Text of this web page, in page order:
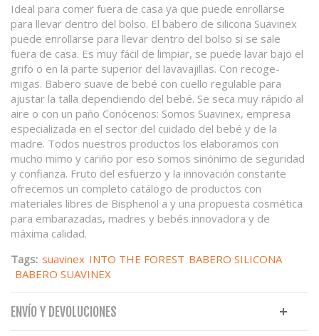
Ideal para comer fuera de casa ya que puede enrollarse
para llevar dentro del bolso. El babero de silicona Suavinex
puede enrollarse para llevar dentro del bolso si se sale
fuera de casa. Es muy fácil de limpiar, se puede lavar bajo el
grifo o en la parte superior del lavavajillas. Con recoge-
migas. Babero suave de bebé con cuello regulable para
ajustar la talla dependiendo del bebé. Se seca muy rápido al
aire o con un paño Conócenos: Somos Suavinex, empresa
especializada en el sector del cuidado del bebé y de la
madre. Todos nuestros productos los elaboramos con
mucho mimo y cariño por eso somos sinónimo de seguridad
y confianza. Fruto del esfuerzo y la innovación constante
ofrecemos un completo catálogo de productos con
materiales libres de Bisphenol a y una propuesta cosmética
para embarazadas, madres y bebés innovadora y de
máxima calidad.
Tags: suavinex INTO THE FOREST BABERO SILICONA
BABERO SUAVINEX
ENVÍO Y DEVOLUCIONES